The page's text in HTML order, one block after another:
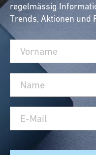
regelmässig
Trends, Aktionen und